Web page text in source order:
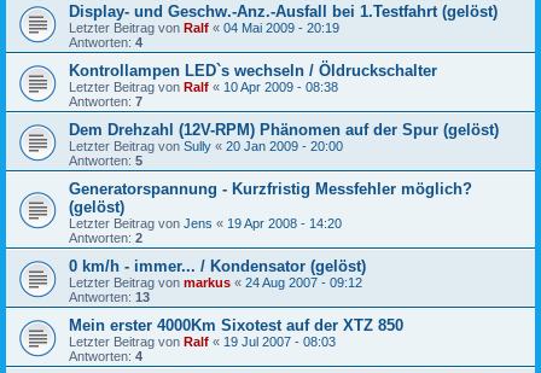
Display- und Geschw.-Anz.-Ausfall bei 1.Testfahrt (gelöst)
Letzter Beitrag von Ralf « 04 Mai 2009 - 20:19
Antworten: 4
Kontrollampen LED`s wechseln / Öldruckschalter
Letzter Beitrag von Ralf « 10 Apr 2009 - 08:38
Antworten: 7
Dem Drehzahl (12V-RPM) Phänomen auf der Spur (gelöst)
Letzter Beitrag von Sully « 20 Jan 2009 - 20:00
Antworten: 5
Generatorspannung - Kurzfristig Messfehler möglich?
(gelöst)
Letzter Beitrag von Jens « 19 Apr 2008 - 14:20
Antworten: 2
0 km/h - immer... / Kondensator (gelöst)
Letzter Beitrag von markus « 24 Aug 2007 - 09:12
Antworten: 13
Mein erster 4000Km Sixotest auf der XTZ 850
Letzter Beitrag von Ralf « 19 Jul 2007 - 08:03
Antworten: 4